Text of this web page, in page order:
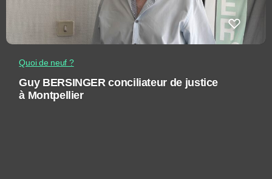
Quoi de neuf ?
Guy BERSINGER conciliateur de justice
à Montpellier